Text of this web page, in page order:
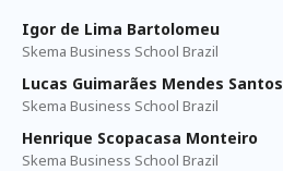
Igor de Lima Bartolomeu
Skema Business School Brazil
Lucas Guimarães Mendes Santos
Skema Business School Brazil
Henrique Scopacasa Monteiro
Skema Business School Brazil